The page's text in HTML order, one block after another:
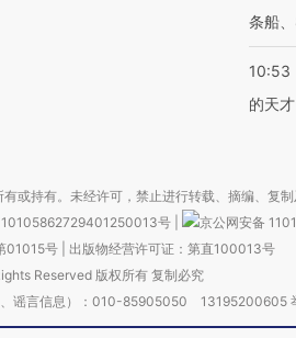
条船
10:53
的天
或持有。未经许可，禁止进行转载、摘编、复制
号
京公网安备
01015号| 出版物经营许可证：第直100013号
Reserved 版权所有 复制必究
、谣言信息）：010-85905050 13195200605